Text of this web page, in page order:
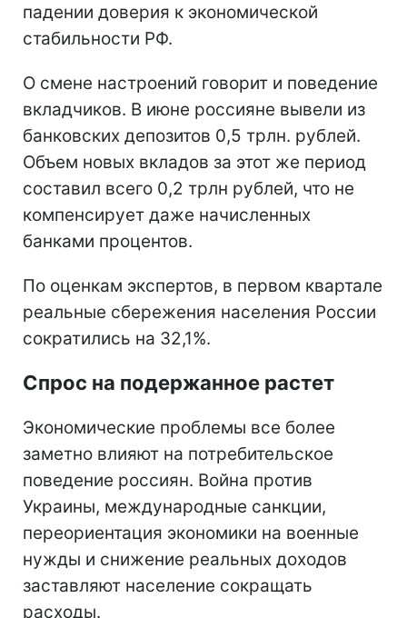
падении доверия к экономической
стабильности РФ.
О смене настроений говорит и поведение
вкладчиков. В июне россияне вывели из
банковских депозитов 0,5 трлн. рублей.
Объем новых вкладов за этот же период
составил всего 0,2 трлн рублей, что не
компенсирует даже начисленных
банками процентов.
По оценкам экспертов, в первом квартале
реальные сбережения населения России
сократились на 32,1%.
Спрос на подержанное растет
Экономические проблемы все более
заметно влияют на потребительское
поведение россиян. Война против
Украины, международные санкции,
переориентация экономики на военные
нужды и снижение реальных доходов
заставляют население сокращать
расходы.